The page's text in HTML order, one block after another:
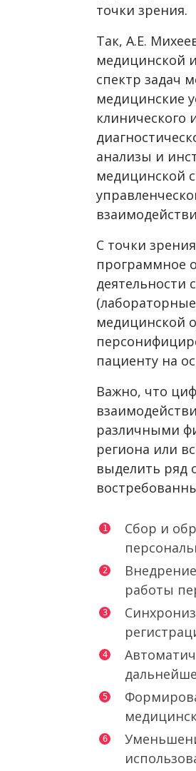
точки зрения.
Так, А.Е.
медицинской
спектр задач
медицинские
клинического
анализы и
медицинской
С точки
программное
деятельности
медицинской
пациенту на
Важно, что
различными
региона или
выделить ряд
Cбор и
работы